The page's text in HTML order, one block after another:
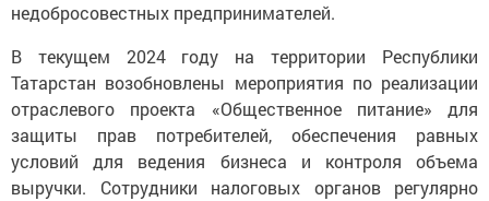
недобросовестных предпринимателей.
В текущем 2024 году на территории Республики
Татарстан возобновлены мероприятия по реализации
отраслевого проекта «Общественное питание» для
защиты прав потребителей, обеспечения равных
условий для ведения бизнеса и контроля объема
выручки. Сотрудники налоговых органов регулярно